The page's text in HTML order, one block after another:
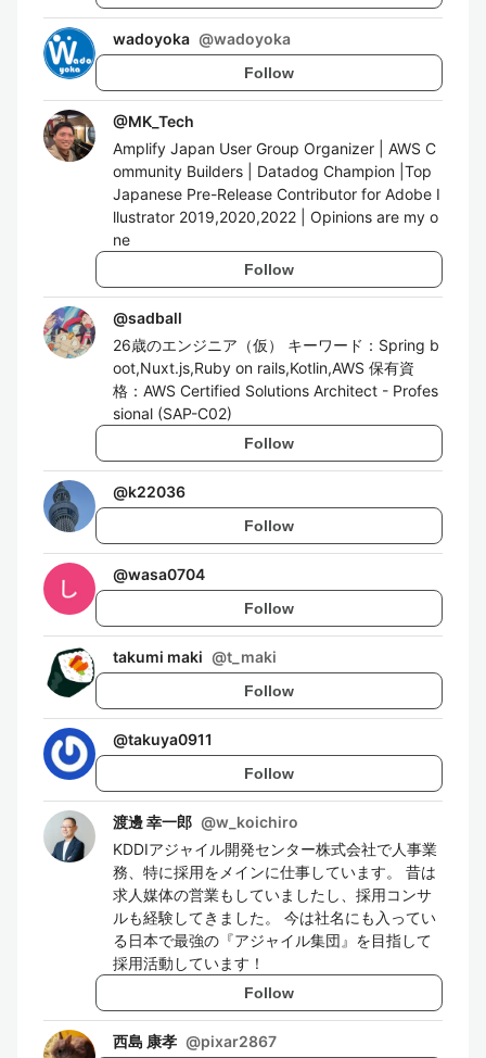
wadoyoka @wadoyoka
Follow
@MK_Tech
Amplify Japan User Group Organizer | AWS C
ommunity Builders | Datadog Champion |Top
Japanese Pre-Release Contributor for Adobe I
llustrator 2019,2020,2022 | Opinions are my o
ne
Follow
@sadball
26歳のエンジニア（仮） キーワード：Spring b
oot,Nuxt.js,Ruby on rails,Kotlin,AWS 保有資
格：AWS Certified Solutions Architect - Profes
sional (SAP-C02)
Follow
@k22036
Follow
@wasa0704
Follow
takumi maki @t_maki
Follow
@takuya0911
Follow
渡邊 幸一郎 @w_koichiro
KDDIアジャイル開発センター株式会社で人事業
務、特に採用をメインに仕事しています。 昔は
求人媒体の営業もしていましたし、採用コンサ
ルも経験してきました。 今は社名にも入ってい
る日本で最強の『アジャイル集団』を目指して
採用活動しています！
Follow
西島 康孝 @pixar2867